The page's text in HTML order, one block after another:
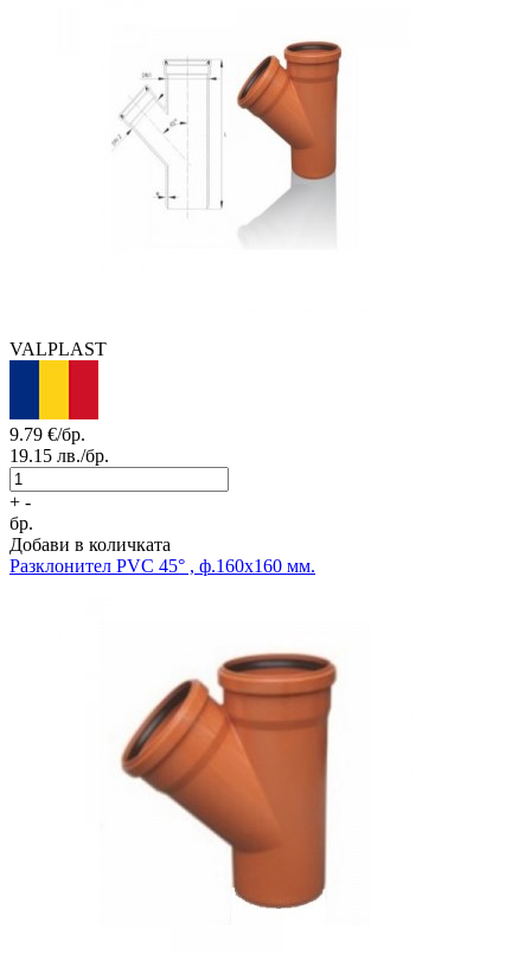
VALPLAST
9.79 €/бр.
19.15 лв./бр.
+ -
бр.
Добави в количката
Разклонител PVC 45° , ф.160x160 мм.